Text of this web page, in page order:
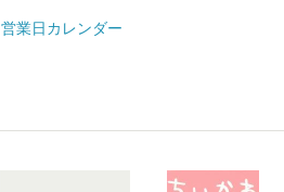
営業日カレンダー